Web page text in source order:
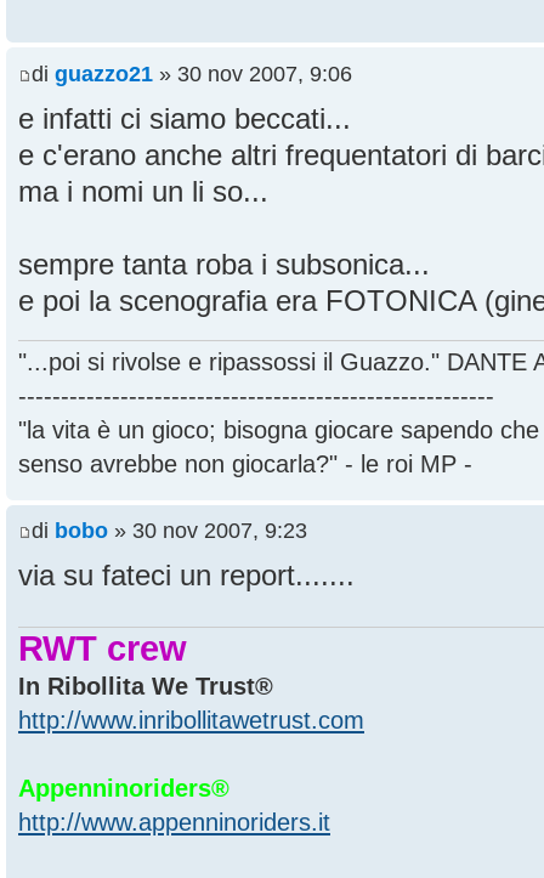
di guazzo21 » 30 nov 2007, 9:06
e infatti ci siamo beccati...
e c'erano anche altri frequentatori di
ma i nomi un li so...
sempre tanta roba i subsonica...
e poi la scenografia era FOTONICA
"...poi si rivolse e ripassossi il Guazzo." DANTE
--------------------------------------------------------
"la vita è un gioco; bisogna giocare sapendo
senso avrebbe non giocarla?" - le roi MP -
di bobo » 30 nov 2007, 9:23
via su fateci un report.......
RWT crew
In Ribollita We Trust®
http://www.inribollitawetrust.com
Appenninoriders®
http://www.appenninoriders.it